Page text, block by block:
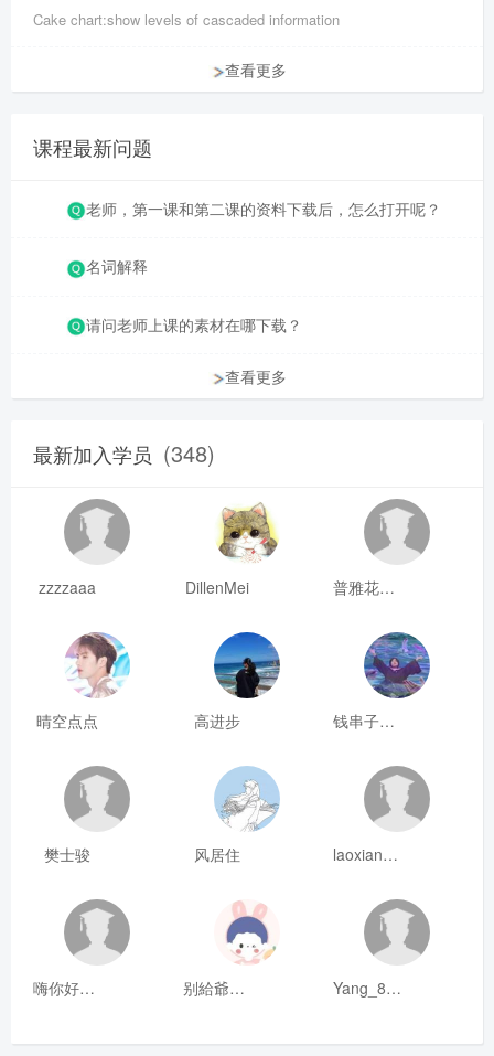
Cake chart:show levels of cascaded information
查看更多
课程最新问题
老师，第一课和第二课的资料下载后，怎么打开呢？
名词解释
请问老师上课的素材在哪下载？
查看更多
最新加入学员 (348)
zzzzaaa DillenMei 普雅花qya
晴空点点 高进步 钱串子123
樊士骏 风居住 laoxianrou
嗨你好8mm 别給爺装纯 Yang_811